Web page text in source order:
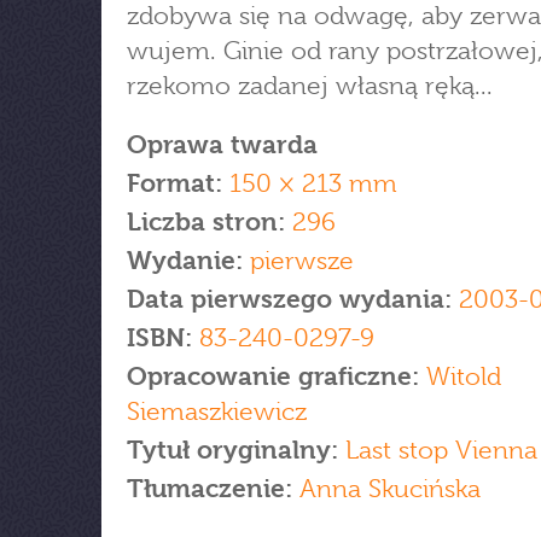
zdobywa się na odwagę, aby
wujem. Ginie od rany
rzekomo zadanej własną ręką...
Oprawa twarda
Format: 150 × 213 mm
Liczba stron: 296
Wydanie: pierwsze
Data pierwszego wydania: 2003-
ISBN: 83-240-0297-9
Opracowanie graficzne: Witold
Siemaszkiewicz
Tytuł oryginalny: Last stop Vienna
Tłumaczenie: Anna Skucińska